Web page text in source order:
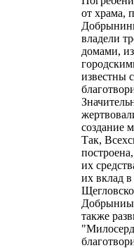
от храма,
владели
домами,
известны
создание
Так,
их
их вклад
Добрыниы
также